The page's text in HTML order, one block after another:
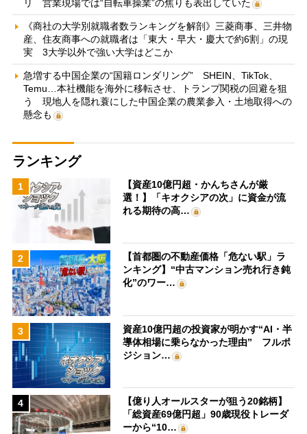
リ 営業現場では“自転車操業”の焦りも表出していた
《商社の大学別就職者数ランキングを解剖》三菱商事、三井物
産、住友商事への就職者は「東大・早大・慶大で約6割」の現
実 3大学以外で強い大学はどこか
急増する中国企業の“国籍ロンダリング” SHEIN、TikTok、
Temu…本社機能を海外に移転させ、トランプ関税の回避を狙
う 現地人を隠れ蓑にした中国企業の農業参入・土地取得への
懸念も
ランキング
1
【資産10億円超・かんちさんが厳
選！】「キオクシアの次」に資金が流
れる期待の高…
2
【首都圏の不動産価格「危ない駅」ラ
ンキング】“中古マンション売れ行き鈍
化”のワー…
3
資産10億円超の投資家が明かす“AI・半
導体相場に乗らなかった理由” フルポ
ジション…
4
【億り人オールスターが狙う20銘柄】
「総資産69億円超」90歳現役トレーダ
ーから“10…